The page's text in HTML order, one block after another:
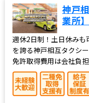
神戸
業所】
週休2日制！土日休み
を誇る神戸相互タクシ
免許取得費用は会社負